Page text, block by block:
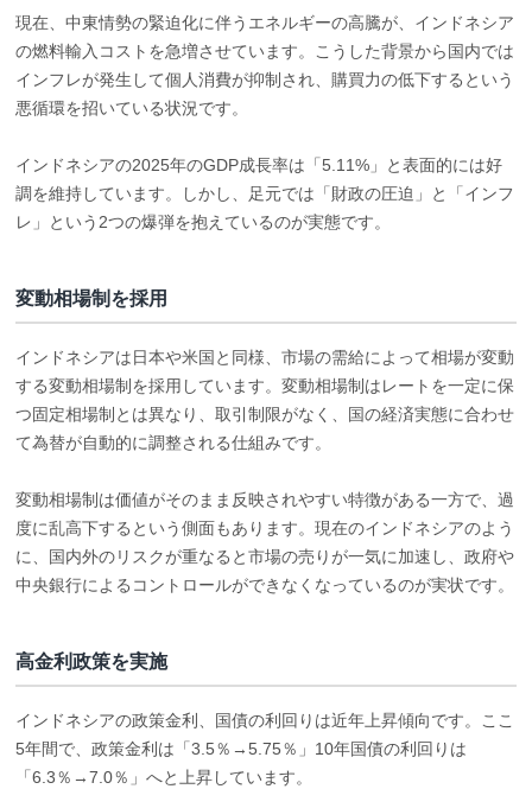
現在、中東情勢の緊迫化に伴うエネルギーの高騰が、インドネシア
の燃料輸入コストを急増させています。こうした背景から国内では
インフレが発生して個人消費が抑制され、購買力の低下するという
悪循環を招いている状況です。
インドネシアの2025年のGDP成長率は「5.11%」と表面的には好
調を維持しています。しかし、足元では「財政の圧迫」と「インフ
レ」という2つの爆弾を抱えているのが実態です。
変動相場制を採用
インドネシアは日本や米国と同様、市場の需給によって相場が変動
する変動相場制を採用しています。変動相場制はレートを一定に保
つ固定相場制とは異なり、取引制限がなく、国の経済実態に合わせ
て為替が自動的に調整される仕組みです。
変動相場制は価値がそのまま反映されやすい特徴がある一方で、過
度に乱高下するという側面もあります。現在のインドネシアのよう
に、国内外のリスクが重なると市場の売りが一気に加速し、政府や
中央銀行によるコントロールができなくなっているのが実状です。
高金利政策を実施
インドネシアの政策金利、国債の利回りは近年上昇傾向です。ここ
5年間で、政策金利は「3.5％→5.75％」10年国債の利回りは
「6.3％→7.0％」へと上昇しています。